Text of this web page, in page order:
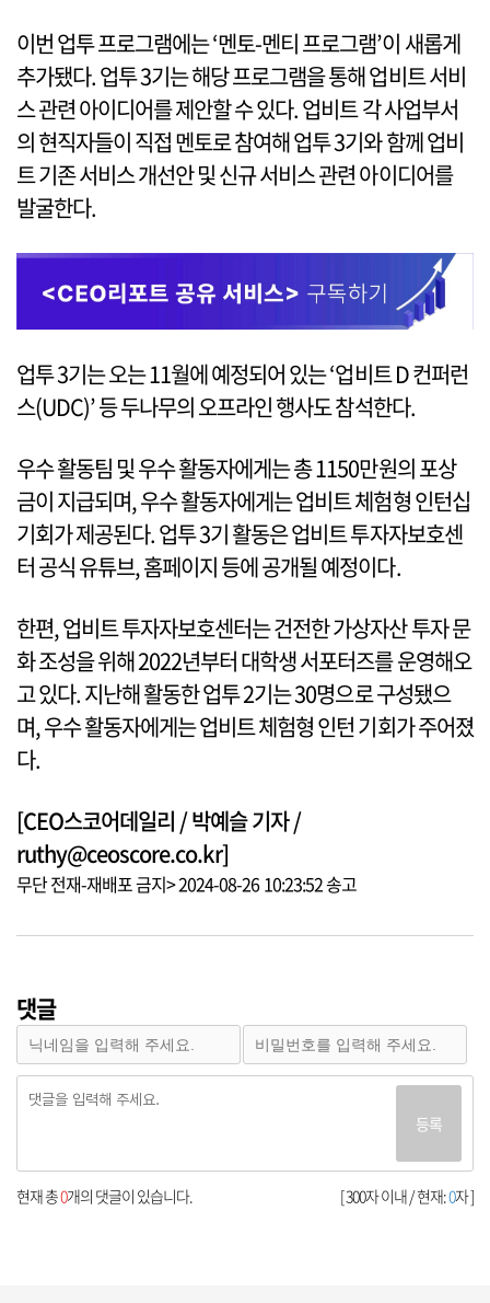
이번 업투 프로그램에는 ‘멘토-멘티 프로그램’이 새롭게
추가됐다. 업투 3기는 해당 프로그램을 통해 업비트 서비
스 관련 아이디어를 제안할 수 있다. 업비트 각 사업부서
의 현직자들이 직접 멘토로 참여해 업투 3기와 함께 업비
트 기존 서비스 개선안 및 신규 서비스 관련 아이디어를
발굴한다.
업투 3기는 오는 11월에 예정되어 있는 ‘업비트 D 컨퍼런
스(UDC)’ 등 두나무의 오프라인 행사도 참석한다.
우수 활동팀 및 우수 활동자에게는 총 1150만원의 포상
금이 지급되며, 우수 활동자에게는 업비트 체험형 인턴십
기회가 제공된다. 업투 3기 활동은 업비트 투자자보호센
터 공식 유튜브, 홈페이지 등에 공개될 예정이다.
한편, 업비트 투자자보호센터는 건전한 가상자산 투자 문
화 조성을 위해 2022년부터 대학생 서포터즈를 운영해오
고 있다. 지난해 활동한 업투 2기는 30명으로 구성됐으
며, 우수 활동자에게는 업비트 체험형 인턴 기회가 주어졌
다.
[CEO스코어데일리 / 박예슬 기자 /
ruthy@ceoscore.co.kr]
무단 전재-재배포 금지> 2024-08-26 10:23:52 송고
댓글
등록
[ 300자 이내 / 현재:0자 ]
현재 총0개의 댓글이 있습니다.